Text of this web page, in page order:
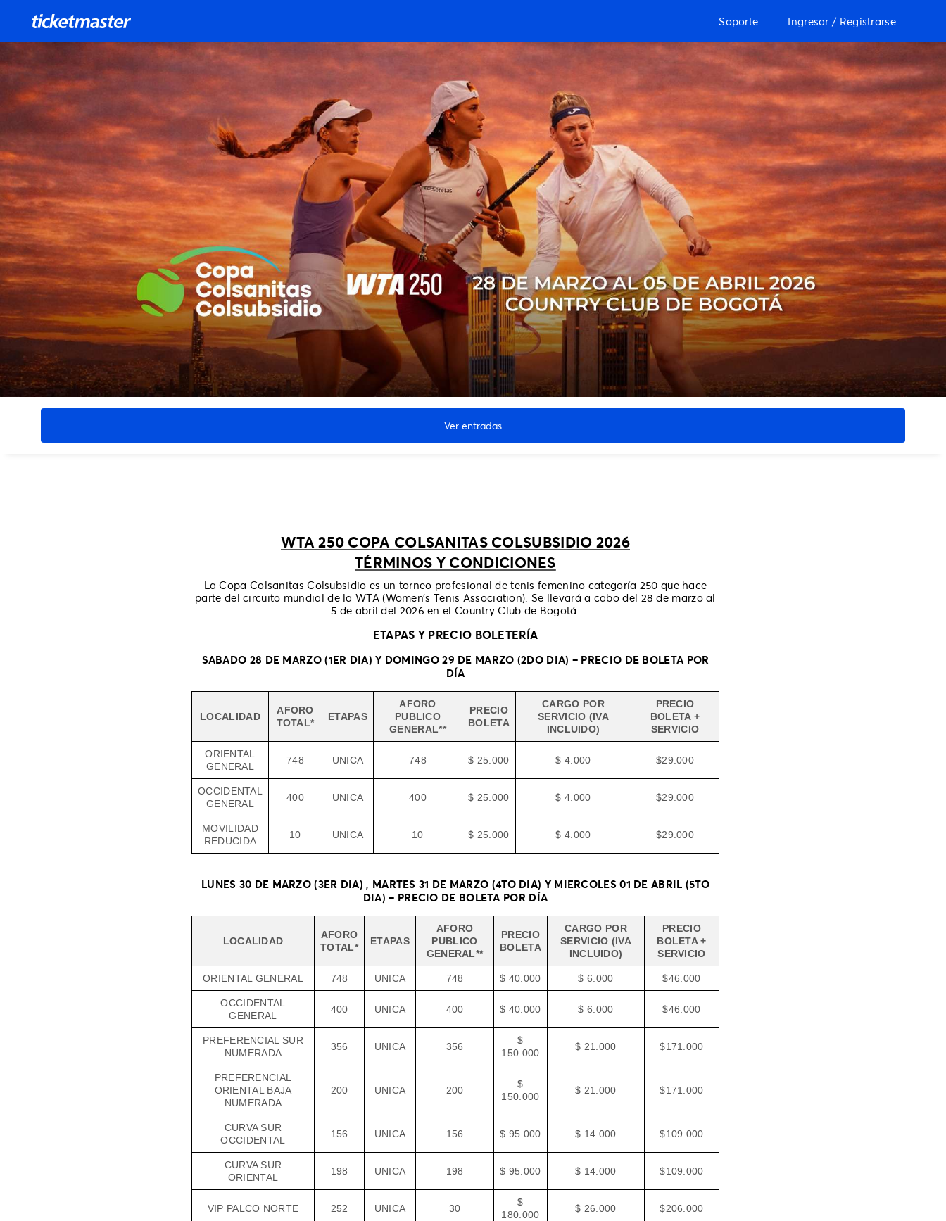
Soporte Ingresar / Registrarse
Ver entradas
WTA 250 COPA COLSANITAS COLSUBSIDIO 2026
TÉRMINOS Y CONDICIONES
La Copa Colsanitas Colsubsidio es un torneo profesional de tenis femenino categoría 250 que hace
parte del circuito mundial de la WTA (Women’s Tenis Association). Se llevará a cabo del 28 de marzo al
5 de abril del 2026 en el Country Club de Bogotá.
ETAPAS Y PRECIO BOLETERÍA
SABADO 28 DE MARZO (1ER DIA) Y DOMINGO 29 DE MARZO (2DO DIA) – PRECIO DE BOLETA POR
DÍA
LOCALIDAD
AFORO
TOTAL*
ETAPAS
AFORO
PUBLICO
GENERAL**
PRECIO
BOLETA
CARGO POR
SERVICIO (IVA
INCLUIDO)
PRECIO
BOLETA +
SERVICIO
ORIENTAL
GENERAL
748 UNICA 748 $ 25.000 $ 4.000 $29.000
OCCIDENTAL
GENERAL
400 UNICA 400 $ 25.000 $ 4.000 $29.000
MOVILIDAD
REDUCIDA
10 UNICA 10 $ 25.000 $ 4.000 $29.000
LUNES 30 DE MARZO (3ER DIA) , MARTES 31 DE MARZO (4TO DIA) Y MIERCOLES 01 DE ABRIL (5TO
DIA) – PRECIO DE BOLETA POR DÍA
LOCALIDAD
AFORO
TOTAL*
ETAPAS
AFORO
PUBLICO
GENERAL**
PRECIO
BOLETA
CARGO POR
SERVICIO (IVA
INCLUIDO)
PRECIO
BOLETA +
SERVICIO
ORIENTAL GENERAL 748 UNICA 748 $ 40.000 $ 6.000 $46.000
OCCIDENTAL
GENERAL
400 UNICA 400 $ 40.000 $ 6.000 $46.000
PREFERENCIAL SUR
NUMERADA
356 UNICA 356
$
150.000
$ 21.000 $171.000
PREFERENCIAL
ORIENTAL BAJA
NUMERADA
200 UNICA 200
$
150.000
$ 21.000 $171.000
CURVA SUR
OCCIDENTAL
156 UNICA 156 $ 95.000 $ 14.000 $109.000
CURVA SUR
ORIENTAL
198 UNICA 198 $ 95.000 $ 14.000 $109.000
VIP PALCO NORTE 252 UNICA 30
$
180.000
$ 26.000 $206.000